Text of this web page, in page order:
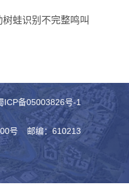
蛙识别不完整鸣叫
ICP备05003826号-1
号
邮编：610213